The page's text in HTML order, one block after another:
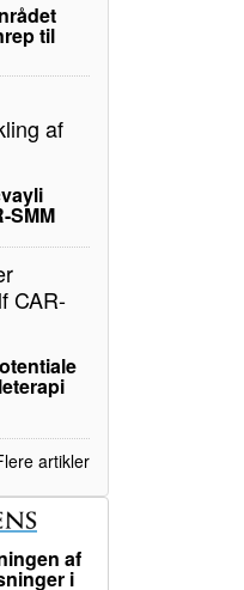
til
SMM
artikler
af
i